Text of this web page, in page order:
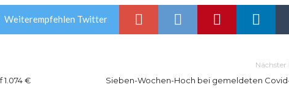
Weiterempfehlen Twitter
€
Sieben-Wochen-Hoch bei gemeldeten